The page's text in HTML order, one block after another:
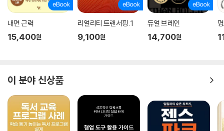
내면 근력
15,400원
리얼리티 트랜서핑. 1
9,100원
듀얼 브레인
14,700원
이 분야 신상품